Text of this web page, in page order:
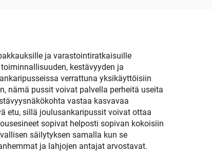
ja varastointiratkaisuille
kestävyyden ja
verrattuna yksikäyttöisiin
nämä pussit voivat palvella perheitä useita
vastaa kasvavaa
etu, sillä joulusankaripussit voivat ottaa
sopivat helposti sopivan kokoisiin
säilytyksen samalla kun se
ja lahjojen antajat arvostavat.